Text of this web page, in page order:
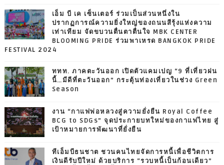
เอ็ม บี เค เซ็นเตอร์ ร่วมเป็นส่วนหนึ่งใน
ปรากฏการณ์ความยิ่งใหญ่ของถนนสีรุ้งแห่งความ
เท่าเทียม จัดขบวนตื่นตาตื่นใจ MBK CENTER
BLOOMING PRIDE ร่วมพาเหรด BANGKOK PRIDE
FESTIVAL 2024
ททท. ภาคตะวันออก เปิดตัวแคมเปญ “9 ที่เที่ยวฝน
นี้…มีดีที่ตะวันออก” กระตุ้นท่องเที่ยวในช่วง Green
Season
งาน “กาแฟพ่อหลวงสู่ความยั่งยืน Royal Coffee
BCG to SDGs” จุดประกายบทใหม่ของกาแฟไทย สู่
เป้าหมายการพัฒนาที่ยั่งยืน
ทีเอ็มบีธนชาต ชวนคนไทยจัดการหนี้เพื่อชีวิตการ
เงินดีรับปีใหม่ ด้วยบริการ “รวบหนี้เป็นก้อนเดียว”